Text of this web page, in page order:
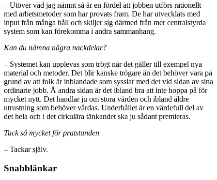
– Utöver vad jag nämnt så är en fördel att jobben utförs rationellt
med arbetsmetoder som har provats fram. De har utvecklats med
input från många håll och skiljer sig därmed från mer centralstyrda
system som kan förekomma i andra sammanhang.
Kan du nämna några nackdelar?
– Systemet kan upplevas som trögt när det gäller till exempel nya
material och metoder. Det blir kanske trögare än det behöver vara på
grund av att folk är inblandade som sysslar med det vid sidan av sina
ordinarie jobb. Å andra sidan är det ibland bra att inte hoppa på för
mycket nytt. Det handlar ju om stora värden och ibland äldre
utrustning som behöver vårdas. Underhållet är en värdefull del av
det hela och i det cirkulära tänkandet ska ju sådant premieras.
Tack så mycket för pratstunden
– Tackar själv.
Snabblänkar